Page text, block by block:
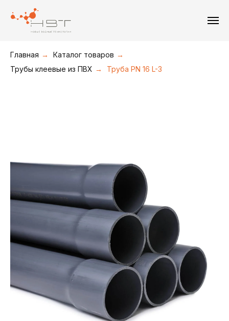
Главная → Каталог товаров →
Трубы клеевые из ПВХ → Труба PN 16 L-3